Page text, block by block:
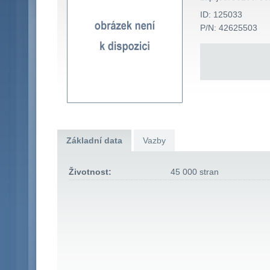
ID: 125033
P/N: 42625503
Základní data Vazby
Životnost: 45 000 stran